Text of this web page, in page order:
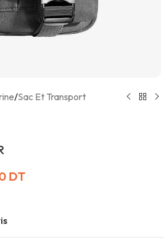
/Sac Et Transport
DT